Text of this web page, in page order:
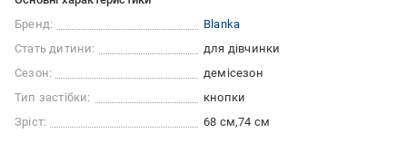
Бренд:
Blanka
Стать дитини:
для дівчинки
Сезон:
демісезон
Тип застібки:
кнопки
Зріст:
68 см 74 см